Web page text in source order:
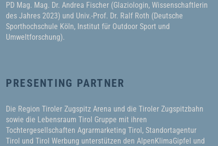
PD Mag. Mag. Dr. Andrea Fischer (Glaziologin, Wissenschaftlerin
des Jahres 2023) und Univ.-Prof. Dr. Ralf Roth (Deutsche
Sporthochschule Köln, Institut für Outdoor Sport und
Umweltforschung).
PRESENTING PARTNER
Die Region Tiroler Zugspitz Arena und die Tiroler Zugspitzbahn
sowie die Lebensraum Tirol Gruppe mit ihren
Tochtergesellschaften Agrarmarketing Tirol, Standortagentur
Tirol und Tirol Werbung unterstützen den AlpenKlimaGipfel und